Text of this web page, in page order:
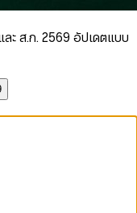
ะ ส.ก. 2569 อัปเดตแบบ